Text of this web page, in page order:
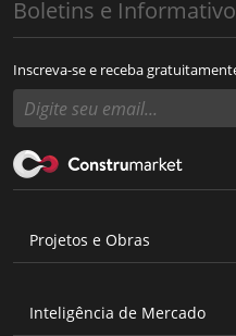
Boletins e
Inscreva-se e receba
Projetos e Obras
Inteligência de Mercado